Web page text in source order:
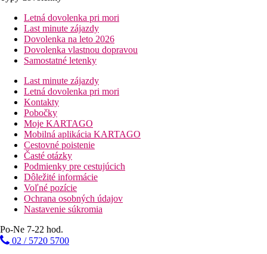
Letná dovolenka pri mori
Last minute zájazdy
Dovolenka na leto 2026
Dovolenka vlastnou dopravou
Samostatné letenky
Last minute zájazdy
Letná dovolenka pri mori
Kontakty
Pobočky
Moje KARTAGO
Mobilná aplikácia KARTAGO
Cestovné poistenie
Časté otázky
Podmienky pre cestujúcich
Dôležité informácie
Voľné pozície
Ochrana osobných údajov
Nastavenie súkromia
Po-Ne 7-22 hod.
02 / 5720 5700